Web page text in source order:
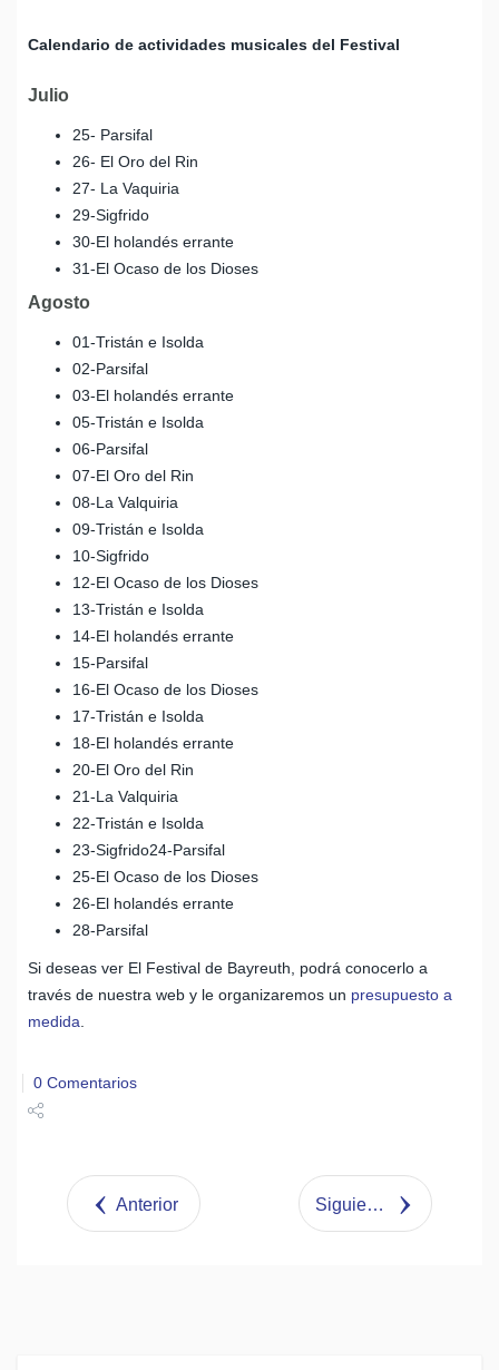
Calendario de actividades musicales del Festival
Julio
25- Parsifal
26- El Oro del Rin
27- La Vaquiria
29-Sigfrido
30-El holandés errante
31-El Ocaso de los Dioses
Agosto
01-Tristán e Isolda
02-Parsifal
03-El holandés errante
05-Tristán e Isolda
06-Parsifal
07-El Oro del Rin
08-La Valquiria
09-Tristán e Isolda
10-Sigfrido
12-El Ocaso de los Dioses
13-Tristán e Isolda
14-El holandés errante
15-Parsifal
16-El Ocaso de los Dioses
17-Tristán e Isolda
18-El holandés errante
20-El Oro del Rin
21-La Valquiria
22-Tristán e Isolda
23-Sigfrido24-Parsifal
25-El Ocaso de los Dioses
26-El holandés errante
28-Parsifal
Si deseas ver El Festival de Bayreuth, podrá conocerlo a
través de nuestra web y le organizaremos un presupuesto a
medida
0 Comentarios
Tweet
Anterior Siguiente